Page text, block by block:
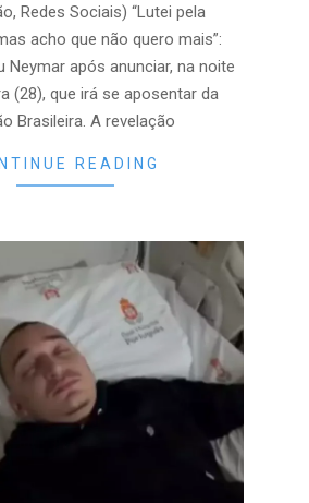
Redes Sociais) “Lutei pela
acho que não quero mais”:
Neymar após anunciar, na noite
(28), que irá se aposentar da
Brasileira. A revelação
READING